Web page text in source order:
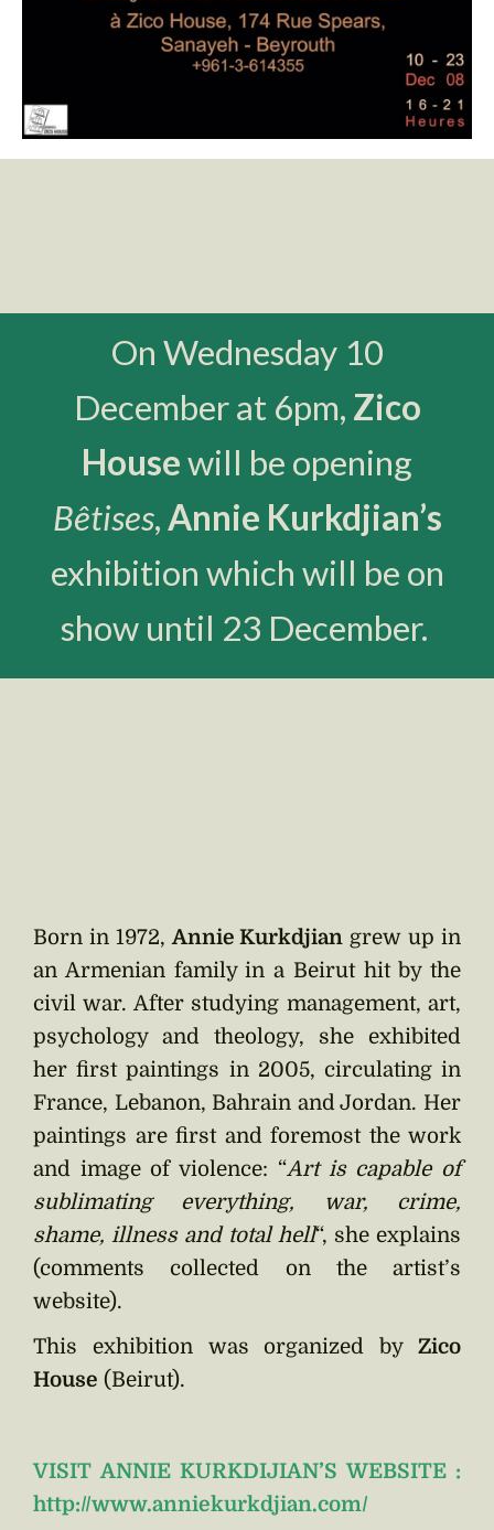
On Wednesday 10
December at 6pm, Zico
Housewill be opening
Bêtises,Annie Kurkdjian’s
exhibition which will be on
show until 23 December.
Born in 1972,Annie Kurkdjian grew up in
an Armenian family in a Beirut hit by the
civil war. After studying management, art,
psychology and theology, she exhibited
her first paintings in 2005, circulating in
France, Lebanon, Bahrain and Jordan. Her
paintings are first and foremost the work
and image of violence: “Art is capable of
sublimating everything, war, crime,
shame, illness and total hell“, she explains
(comments collected on the artist’s
website).
This exhibition was organized by Zico
House (Beirut).
VISIT ANNIE KURKDIJIAN’S WEBSITE :
http://www.anniekurkdjian.com/